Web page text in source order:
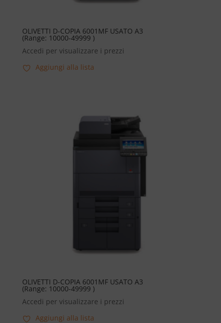
OLIVETTI D-COPIA 6001MF USATO A3
(Range: 10000-49999 )
Accedi per visualizzare i prezzi
Aggiungi alla lista
OLIVETTI D-COPIA 6001MF USATO A3
(Range: 10000-49999 )
Accedi per visualizzare i prezzi
Aggiungi alla lista